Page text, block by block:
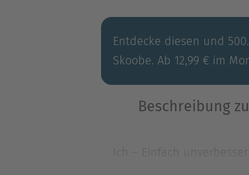
Entdecke diesen und
Skoobe. Ab 12,99 € im
Beschreibung
Ich – Einfach